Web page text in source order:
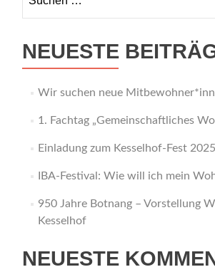
nach:
NEUESTE
Wir suchen neue
1. Fachtag „Gemeinschaftliches
Einladung zum Kesselhof-Fest 2025
IBA-Festival: Wie will ich mein
950 Jahre Botnang – Vorstellung
Kesselhof
NEUESTE